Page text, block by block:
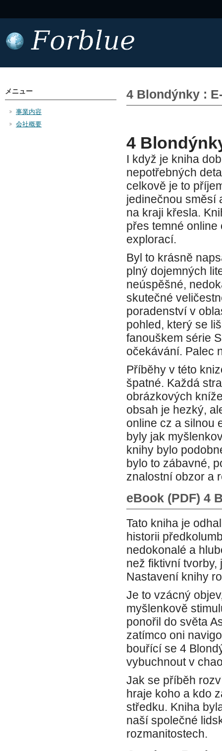
4 Blondýnky :
4
I když je kniha
nepotřebných
celkově je to
jedinečnou směsí
na kraji křesla.
přes temné
explorací.
Byl to krásně
plný dojemných
neúspěšné,
skutečné
poradenství v
pohled, který se
fanouškem série
očekávání. Palec
Příběhy v této
špatné. Každá
obrázkových
obsah je hezký,
online cz a silnou
byly jak
knihy bylo
bylo to zábavné,
znalostní obzor a
eBook (PDF) 4
Tato kniha je
historii
nedokonalé a
než fiktivní
Nastavení knihy
Je to vzácný
myšlenkově
ponořil do světa
zatímco oni
bouřící se 4
vybuchnout v
Jak se příběh
hraje koho a kdo
středku. Kniha
naší společné
rozmanitostech.
メニュー
事業内容
会社概要